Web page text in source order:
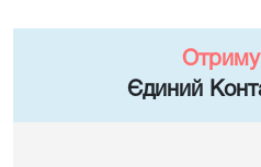
Єдиний